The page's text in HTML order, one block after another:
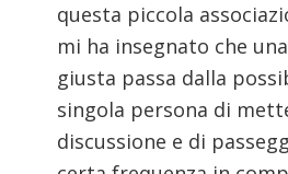
questa piccola
mi ha insegnato che
giusta passa dalla
singola persona di
discussione e di